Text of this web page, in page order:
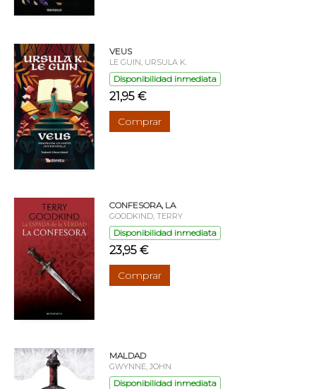
VEUS
LE GUIN, URSULA K.
Disponibilidad inmediata
21,95 €
Comprar
CONFESORA, LA
GOODKIND, TERRY
Disponibilidad inmediata
23,95 €
Comprar
MALDAD
GWYNNE, JOHN
Disponibilidad inmediata